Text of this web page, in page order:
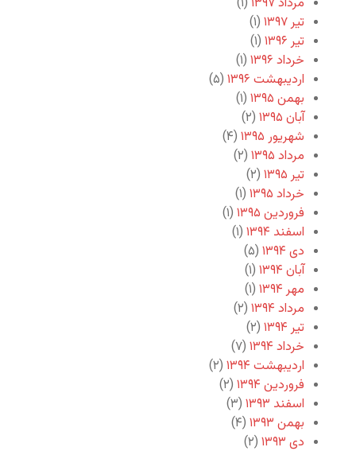
تیر ۱۳۹۷
(۱)
تیر ۱۳۹۶
(۱)
خرداد ۱۳۹۶
(۱)
اردیبهشت ۱۳۹۶
(۵)
بهمن ۱۳۹۵
(۱)
آبان ۱۳۹۵
(۲)
شهریور ۱۳۹۵
(۴)
مرداد ۱۳۹۵
(۲)
تیر ۱۳۹۵
(۲)
خرداد ۱۳۹۵
(۱)
فروردین ۱۳۹۵
(۱)
اسفند ۱۳۹۴
(۱)
دی ۱۳۹۴
(۵)
آبان ۱۳۹۴
(۱)
مهر ۱۳۹۴
(۱)
مرداد ۱۳۹۴
(۲)
تیر ۱۳۹۴
(۲)
خرداد ۱۳۹۴
(۷)
اردیبهشت ۱۳۹۴
(۲)
فروردین ۱۳۹۴
(۲)
اسفند ۱۳۹۳
(۳)
بهمن ۱۳۹۳
(۴)
دی ۱۳۹۳
(۲)